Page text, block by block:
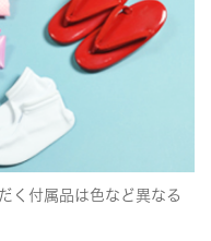
く付属品は色など異なる